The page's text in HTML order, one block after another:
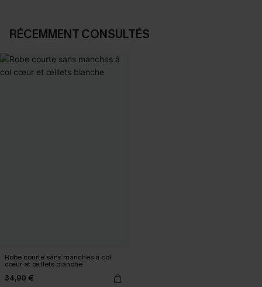
RÉCEMMENT CONSULTÉS
Robe courte sans manches à col
cœur et œillets blanche
34,90 €